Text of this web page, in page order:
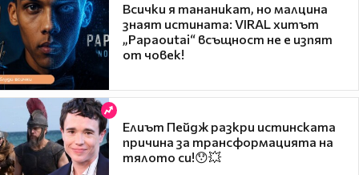
Всички я тананикат, но малцина
знаят истината: VIRAL хитът
„Papaoutai“ всъщност не е изпят
от човек!
Елиът Пейдж разкри истинската
причина за трансформацията на
тялото си!😯💥